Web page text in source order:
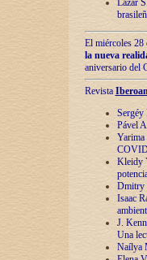
Lázar
El miércoles 28
la nueva
aniversario del
Revista
Sergéy
Pável
Yarima
Kleidy
Dmitry
Isaac
J.
Una
Naílya